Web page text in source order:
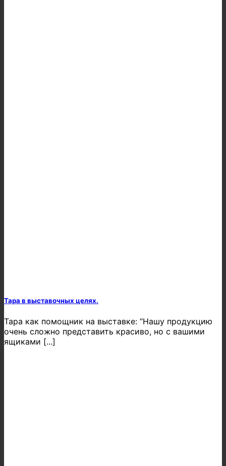
Тара в выставочных целях.
Тара как помощник на выставке: “Нашу продукцию
очень сложно представить красиво, но с вашими
ящиками [...]